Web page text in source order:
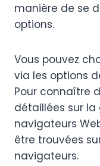
manière de se
options.
Vous pouvez
via les options
Pour connaître
détaillées sur
navigateurs
être trouvées
navigateurs.